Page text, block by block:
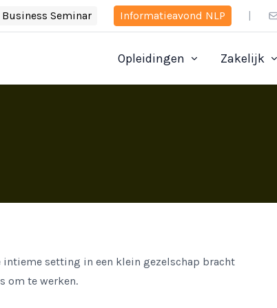
Business Seminar Informatieavond NLP |
Opleidingen Zakelijk
intieme setting in een klein gezelschap bracht
om te werken.